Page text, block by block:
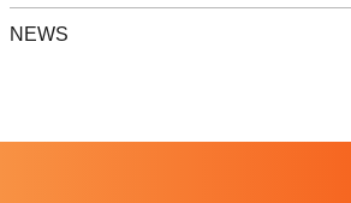
NEWS